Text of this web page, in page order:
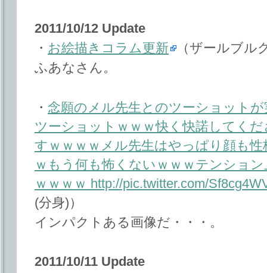
2011/10/12 Update
・ お絵描きコラム更新
（ザールブル
ふあなさん。
・ 念願のメル先生とのツーショット
ツーショットｗｗｗ快く快諾してく
すｗｗｗｗメル先生はやっぱり顔も
ｗもう何も怖くないｗｗｗテンショ
ｗｗｗｗ http://pic.twitter.com/
(分身)）
インパクトある画像だ・・・。
2011/10/11 Update